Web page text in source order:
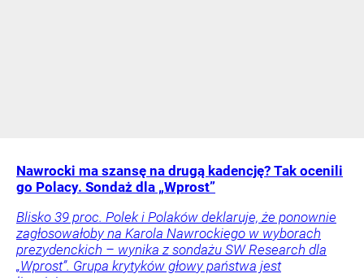
Nawrocki ma szansę na drugą kadencję? Tak ocenili
go Polacy. Sondaż dla „Wprost”
Blisko 39 proc. Polek i Polaków deklaruje, że ponownie
zagłosowałoby na Karola Nawrockiego w wyborach
prezydenckich – wynika z sondażu SW Research dla
„Wprost”. Grupa krytyków głowy państwa jest